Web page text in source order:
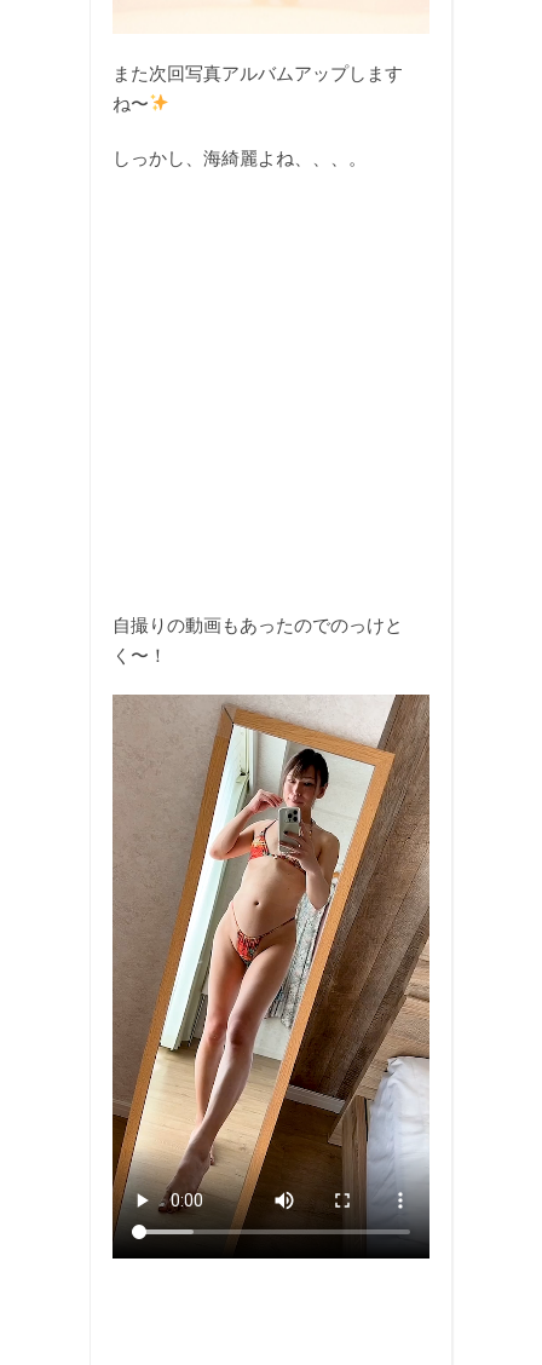
また次回写真アルバムアップします
ね〜
しっかし、海綺麗よね、、、。
自撮りの動画もあったのでのっけと
く〜！